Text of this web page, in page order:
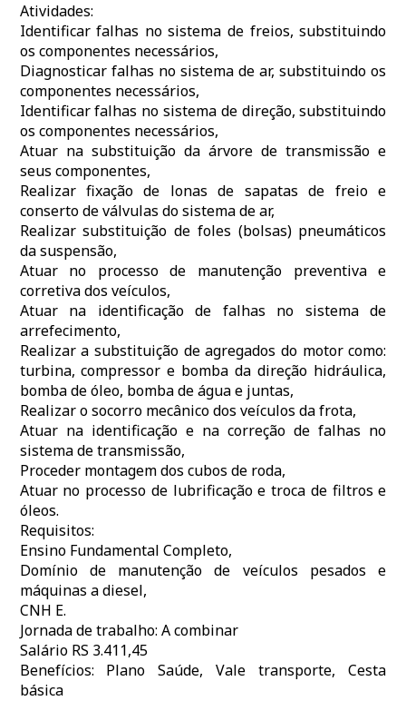
Atividades:
Identificar falhas no sistema de freios, substituindo
os componentes necessários,
Diagnosticar falhas no sistema de ar, substituindo os
componentes necessários,
Identificar falhas no sistema de direção, substituindo
os componentes necessários,
Atuar na substituição da árvore de transmissão e
seus componentes,
Realizar fixação de lonas de sapatas de freio e
conserto de válvulas do sistema de ar,
Realizar substituição de foles (bolsas) pneumáticos
da suspensão,
Atuar no processo de manutenção preventiva e
corretiva dos veículos,
Atuar na identificação de falhas no sistema de
arrefecimento,
Realizar a substituição de agregados do motor como:
turbina, compressor e bomba da direção hidráulica,
bomba de óleo, bomba de água e juntas,
Realizar o socorro mecânico dos veículos da frota,
Atuar na identificação e na correção de falhas no
sistema de transmissão,
Proceder montagem dos cubos de roda,
Atuar no processo de lubrificação e troca de filtros e
óleos.
Requisitos:
Ensino Fundamental Completo,
Domínio de manutenção de veículos pesados e
máquinas a diesel,
CNH E.
Jornada de trabalho: A combinar
Salário RS 3.411,45
Benefícios: Plano Saúde, Vale transporte, Cesta
básica